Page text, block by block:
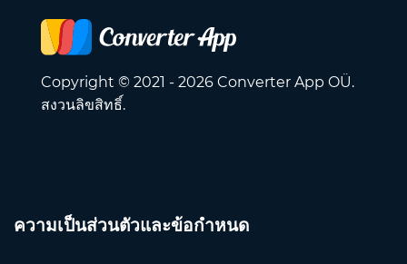
Copyright © 2021 - 2026 Converter App OÜ.
สงวนลิขสิทธิ์.
ความเป็นส่วนตัวและข้อกำหนด